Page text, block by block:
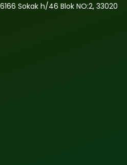
Sokak h/46 Blok NO:2, 33020